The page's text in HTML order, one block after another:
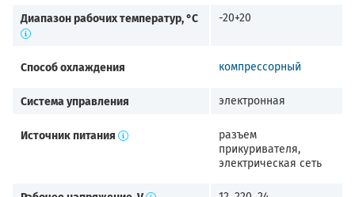
Диапазон рабочих температур, °C -20+20
Способ охлаждения компрессорный
Система управления электронная
Источник питания
разъем
прикуривателя,
электрическая сеть